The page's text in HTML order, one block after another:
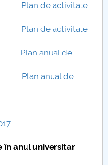
Plan de activitate
Plan de activitate
Plan anual de
Plan anual de
în anul universitar